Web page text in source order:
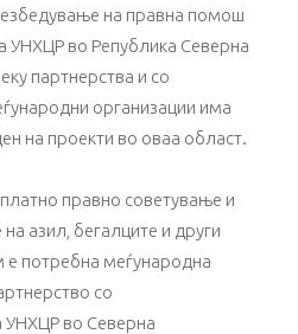
на правна помош
УНХЦР во Република Северна
партнерства и со
организации има
на проекти во оваа област.
правно советување и
азил, бегалците и други
потребна меѓународна
со
УНХЦР во Северна